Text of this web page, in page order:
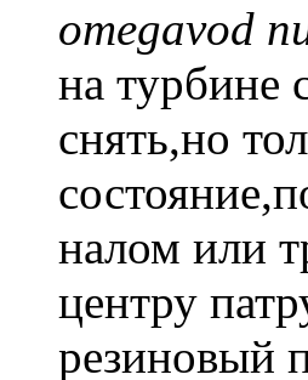
omegavod
на турбине
снять,но
налом или
центру
резиновый